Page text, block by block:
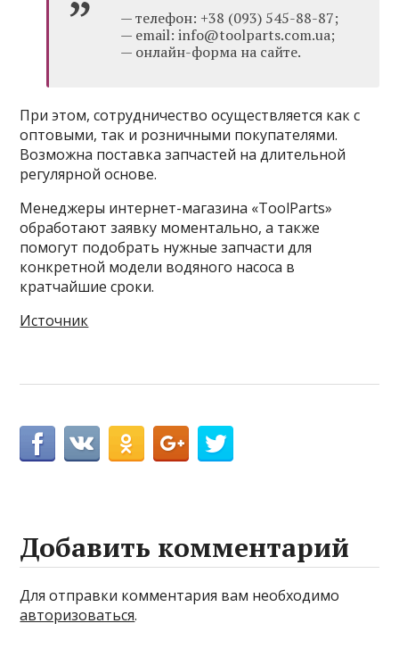
— телефон: +38 (093) 545-88-87;
— email: info@toolparts.com.ua;
— онлайн-форма на сайте.
При этом, сотрудничество осуществляется как с
оптовыми, так и розничными покупателями.
Возможна поставка запчастей на длительной
регулярной основе.
Менеджеры интернет-магазина «ToolParts»
обработают заявку моментально, а также
помогут подобрать нужные запчасти для
конкретной модели водяного насоса в
кратчайшие сроки.
Источник
Добавить комментарий
Для отправки комментария вам необходимо
авторизоваться.